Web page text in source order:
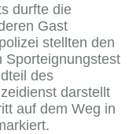
durfte die
Gast
stellten den
Sporteignungstest
des
darstellt
auf dem Weg in